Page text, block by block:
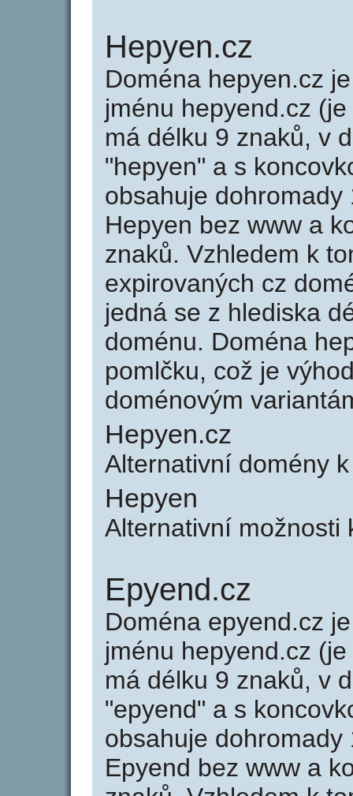
Hepyen.cz
Doména hepyen.cz
jménu hepyend.cz
má délku 9 znaků, v
"hepyen" a s
obsahuje
Hepyen bez www a
znaků. Vzhledem k
expirovaných cz
jedná se z hlediska
doménu. Doména
pomlčku, což je
doménovým
Hepyen.cz
Alternativní domény
Hepyen
Alternativní možnosti
Epyend.cz
Doména epyend.cz
jménu hepyend.cz
má délku 9 znaků, v
"epyend" a s
obsahuje
Epyend bez www a